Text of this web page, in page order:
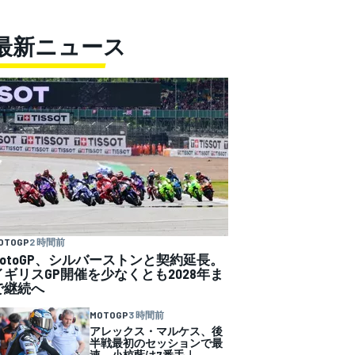
新ニュース
2 時間前
、シルバーストンと契約延長。
ギリスGP開催を少なくとも2028年ま
継続へ
MOTOGP3 時間前
アレックス・マルケス、後
半戦最初のセッションで最